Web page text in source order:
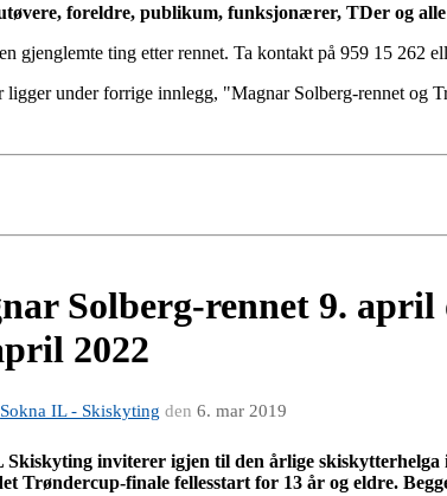
foreldre, publikum, funksjonærer, TDer og
gjenglemte ting etter rennet. Ta kontakt på 959 15 262
ligger under forrige innlegg, "Magnar Solberg-rennet og
Solberg-rennet 9.
2022
Sokna IL - Skiskyting den 6. mar 2019
Skiskyting inviterer igjen til den årlige
Trøndercup-finale fellesstart for 13 år og eldre.